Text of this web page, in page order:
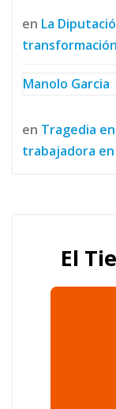
en La
transformación
Manolo Garcia
en Tragedia
trabajadora
El